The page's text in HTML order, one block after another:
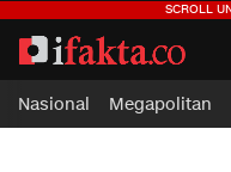
ifakta.co
#pastibenar
Nasional Megapolitan